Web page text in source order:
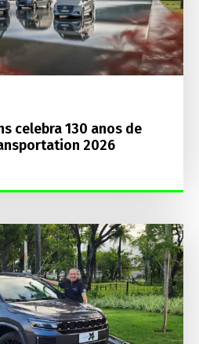
celebra 130 anos de
2026